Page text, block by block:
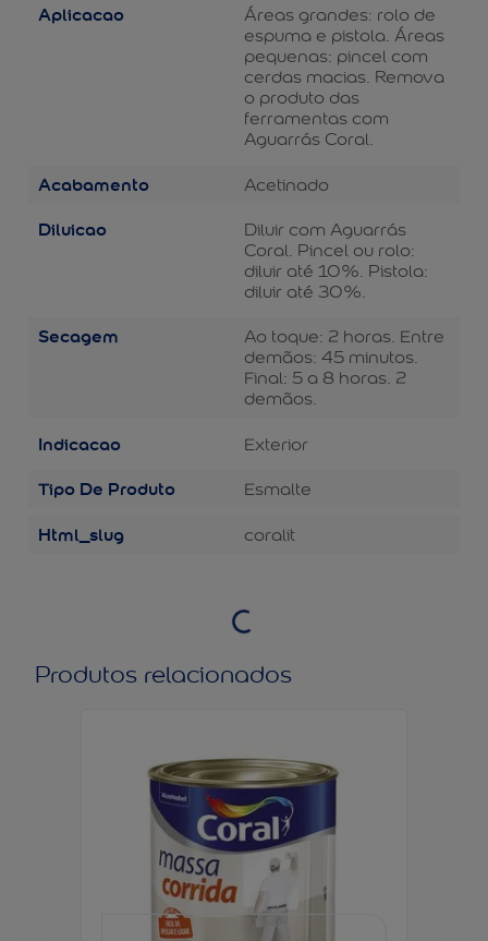
Aplicacao
Áreas grandes: rolo de
espuma e pistola. Áreas
pequenas: pincel com
cerdas macias. Remova
o produto das
ferramentas com
Aguarrás Coral.
Acabamento Acetinado
Diluicao
Diluir com Aguarrás
Coral. Pincel ou rolo:
diluir até 10%. Pistola:
diluir até 30%.
Secagem
Ao toque: 2 horas. Entre
demãos: 45 minutos.
Final: 5 a 8 horas. 2
demãos.
Indicacao Exterior
Tipo De Produto Esmalte
Html_slug coralit
Produtos relacionados